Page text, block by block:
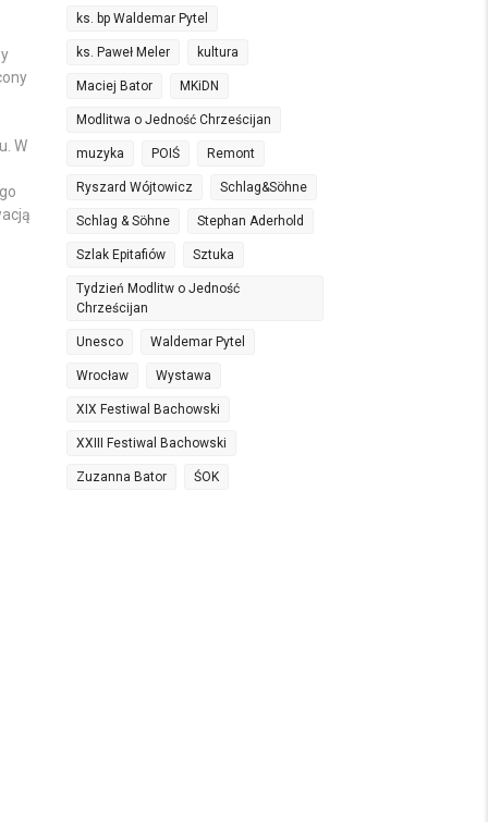
W
ks. bp Waldemar Pytel
ks. Paweł Meler kultura
Maciej Bator MKiDN
Modlitwa o Jedność Chrześcijan
muzyka POIŚ Remont
Ryszard Wójtowicz Schlag&Söhne
Schlag & Söhne Stephan Aderhold
Szlak Epitafiów Sztuka
Tydzień Modlitw o Jedność
Chrześcijan
Unesco Waldemar Pytel
Wrocław Wystawa
XIX Festiwal Bachowski
XXIII Festiwal Bachowski
Zuzanna Bator ŚOK